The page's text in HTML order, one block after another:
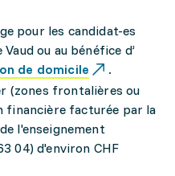
pour les candidat-es
ou au bénéfice d’
de domicile
.
(zones frontalières ou
financière facturée par la
l'enseignement
04) d'environ CHF